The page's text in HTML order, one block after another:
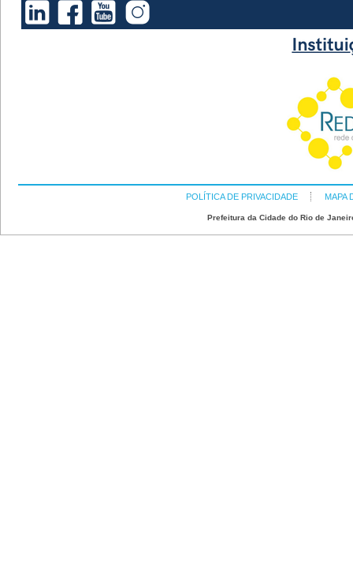
POLÍTICA DE PRIVACIDADE MAPA
Prefeitura da Cidade do Rio de